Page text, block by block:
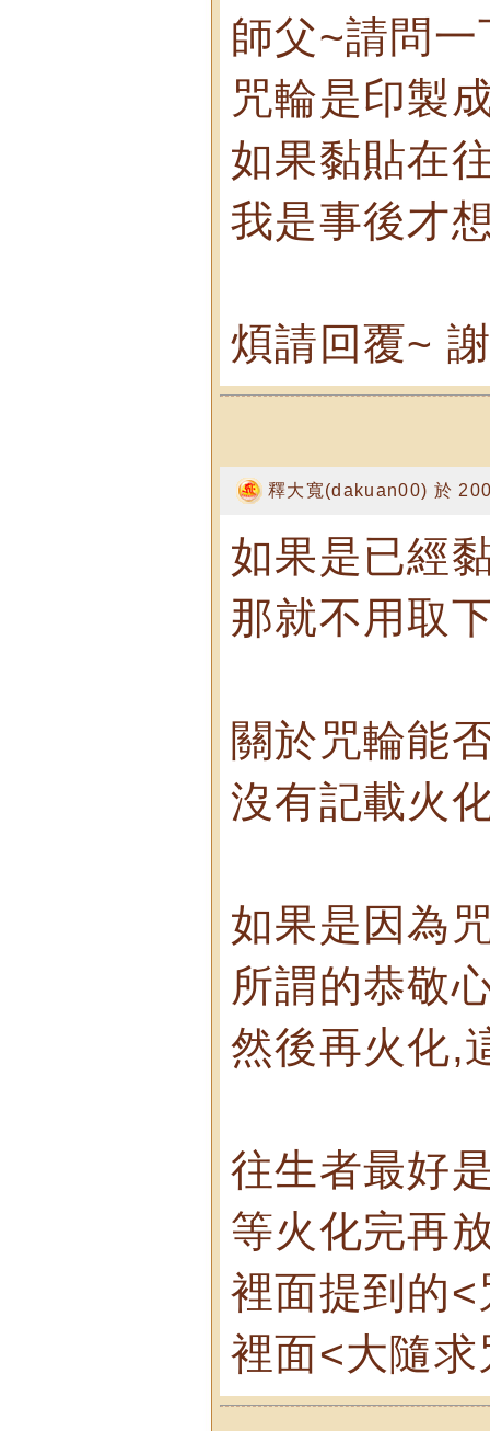
師父~請問
咒輪是印製
如果黏貼在
我是事後才
煩請回覆~
釋大寬(dakuan00) 於
如果是已經
那就不用取
關於咒輪能
沒有記載火
如果是因為
所謂的恭敬
然後再火化,
往生者最好
等火化完再
裡面提到的
裡面<大隨